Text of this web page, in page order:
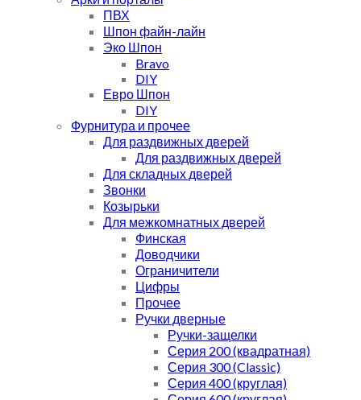
ПВХ
Шпон файн-лайн
Эко Шпон
Bravo
DIY
Евро Шпон
DIY
Фурнитура и прочее
Для раздвижных дверей
Для раздвижных дверей
Для складных дверей
Звонки
Козырьки
Для межкомнатных дверей
Финская
Доводчики
Ограничители
Цифры
Прочее
Ручки дверные
Ручки-защелки
Серия 200 (квадратная)
Серия 300 (Classic)
Серия 400 (круглая)